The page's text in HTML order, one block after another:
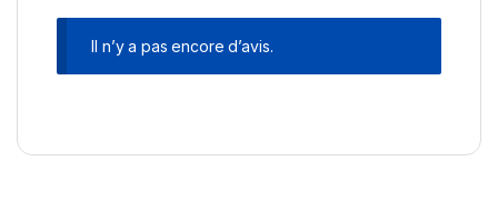
Il n’y a pas encore d’avis.